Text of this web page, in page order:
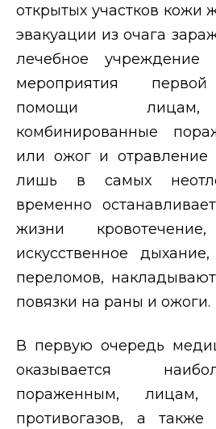
открытых участков кожи
эвакуации из очага
лечебное учреждение
мероприятия
помощи
комбинированные
или ожог и отравление
лишь в самых
временно
жизни кровотечение,
искусственное
переломов,
повязки на раны и ожоги.
В первую очередь
оказывается
пораженным,
противогазов, а